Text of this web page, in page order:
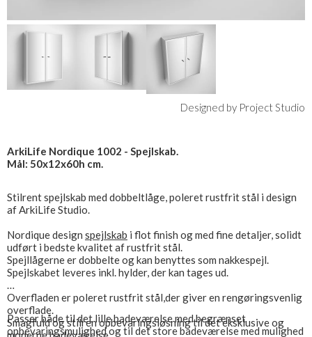
Designed by Project Studio
ArkiLife Nordique 1002 - Spejlskab.
Mål: 50x12x60h cm.
Stilrent spejlskab med dobbeltlåge, poleret rustfrit stål i design
af ArkiLife Studio.
Nordique design spejlskab i flot finish og med fine detaljer, solidt
udført i bedste kvalitet af rustfrit stål.
Spejllågerne er dobbelte og kan benyttes som nakkespejl.
Spejlskabet leveres inkl. hylder, der kan tages ud.
Overfladen er poleret rustfrit stål,der giver en rengøringsvenlig
overflade.
Smagfuld og stilren opbevaringsløsning til det eksklusive og
Passer både til det lille badeværelse med begrænset
opbevaringsmulighed og til det store badeværelse med mulighed